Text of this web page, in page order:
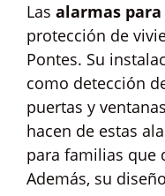
Las alarmas para
protección de
Pontes. Su
como detección
puertas y
hacen de estas
para familias que
Además, su